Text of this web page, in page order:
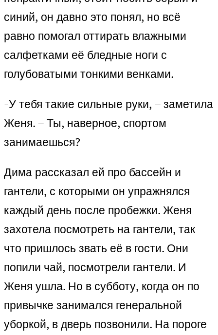
синий, он давно это понял, но всё
равно помогал оттирать влажными
салфетками её бледные ноги с
голубоватыми тонкими венками.
-У тебя такие сильные руки, – заметила
Женя. – Ты, наверное, спортом
занимаешься?
Дима рассказал ей про бассейн и
гантели, с которыми он упражнялся
каждый день после пробежки. Женя
захотела посмотреть на гантели, так
что пришлось звать её в гости. Они
попили чай, посмотрели гантели. И
Женя ушла. Но в субботу, когда он по
привычке занимался генеральной
уборкой, в дверь позвонили. На пороге